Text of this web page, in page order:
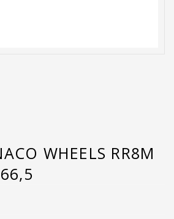
WHEELS RR8M